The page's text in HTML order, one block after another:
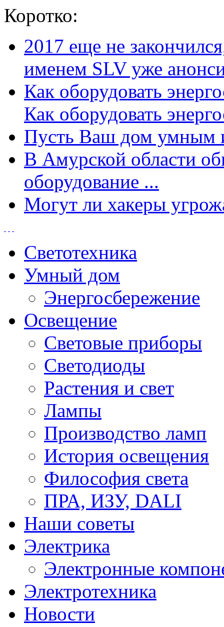
Коротко:
2017 еще не
именем SLV уже
Как оборудовать
Как оборудовать
Пусть Ваш дом умным
В Амурской области
оборудование ...
Могут ли хакеры
Светотехника
Умный дом
Энергосбережение
Освещение
Световые приборы
Светодиоды
Растения и свет
Лампы
Производство ламп
История освещения
Философия света
ПРА, ИЗУ, DALI
Наши советы
Электрика
Электронные
Электротехника
Новости